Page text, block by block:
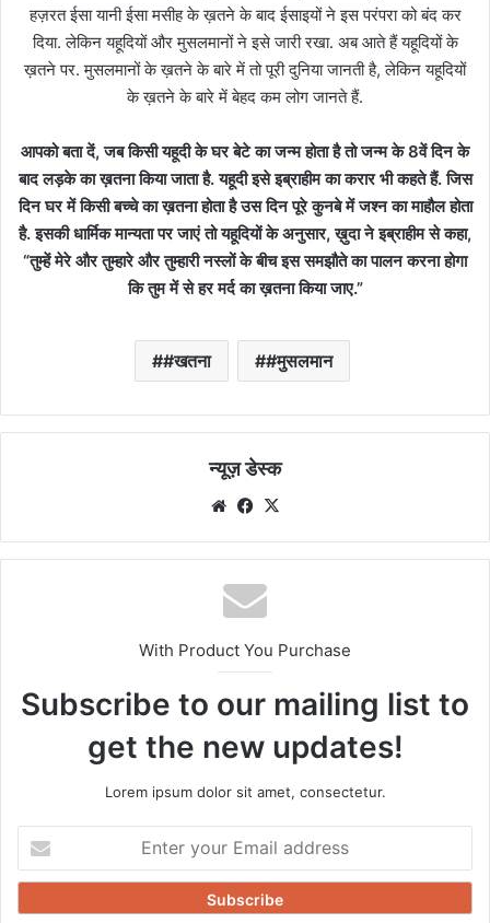
हज़रत ईसा यानी ईसा मसीह के ख़तने के बाद ईसाइयों ने इस परंपरा को बंद कर
दिया. लेकिन यहूदियों और मुसलमानों ने इसे जारी रखा. अब आते हैं यहूदियों के
ख़तने पर. मुसलमानों के ख़तने के बारे में तो पूरी दुनिया जानती है, लेकिन यहूदियों
के ख़तने के बारे में बेहद कम लोग जानते हैं.
आपको बता दें, जब किसी यहूदी के घर बेटे का जन्म होता है तो जन्म के 8वें दिन के
बाद लड़के का ख़तना किया जाता है. यहूदी इसे इब्राहीम का करार भी कहते हैं. जिस
दिन घर में किसी बच्चे का ख़तना होता है उस दिन पूरे कुनबे में जश्न का माहौल होता
है. इसकी धार्मिक मान्यता पर जाएं तो यहूदियों के अनुसार, ख़ुदा ने इब्राहीम से कहा,
“तुम्हें मेरे और तुम्हारे और तुम्हारी नस्लों के बीच इस समझौते का पालन करना होगा
कि तुम में से हर मर्द का ख़तना किया जाए.”
#खतना #मुसलमान
न्यूज़ डेस्क
WebsiteFacebook
With Product You Purchase
Subscribe to our mailing list to
get the new updates!
Lorem ipsum dolor sit amet, consectetur.
your
Email